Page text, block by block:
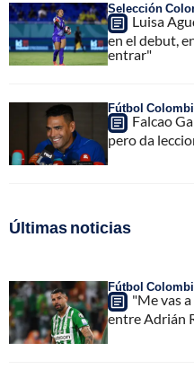
Selección
Luisa
en el debut,
entrar"
Fútbol
Falcao
pero da
Últimas noticias
Fútbol
"Me vas
entre Adrián